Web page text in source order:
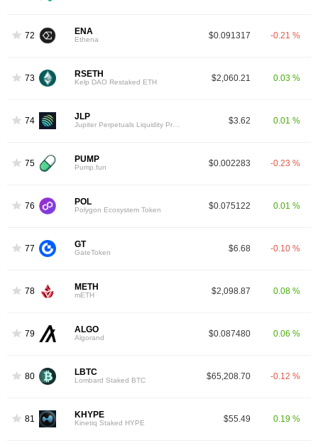
72 ENA
Ethena $0.091317 -0.21 %
73 RSETH
Kelp DAO Restaked ETH $2,060.21 0.03 %
74 JLP $3.62 0.01 %
75 PUMP
Pump.fun $0.002283 -0.23 %
76 POL
Polygon Ecosystem Token $0.075122 0.01 %
77 GT
GateToken $6.68 -0.10 %
78 METH
mETH $2,098.87 0.08 %
79 ALGO
Algorand $0.087480 0.06 %
80 LBTC
Lombard Staked BTC $65,208.70 -0.12 %
81 KHYPE
Kinetiq Staked HYPE $55.49 0.19 %